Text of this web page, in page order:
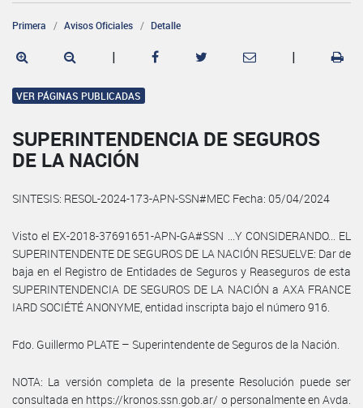
Primera Avisos Oficiales Detalle
| |
VER PÁGINAS PUBLICADAS
SUPERINTENDENCIA DE SEGUROS
DE LA NACIÓN
SINTESIS: RESOL-2024-173-APN-SSN#MEC Fecha: 05/04/2024
Visto el EX-2018-37691651-APN-GA#SSN ...Y CONSIDERANDO... EL
SUPERINTENDENTE DE SEGUROS DE LA NACIÓN RESUELVE: Dar de
baja en el Registro de Entidades de Seguros y Reaseguros de esta
SUPERINTENDENCIA DE SEGUROS DE LA NACIÓN a AXA FRANCE
IARD SOCIÉTÉ ANONYME, entidad inscripta bajo el número 916.
Fdo. Guillermo PLATE – Superintendente de Seguros de la Nación.
NOTA: La versión completa de la presente Resolución puede ser
consultada en https://kronos.ssn.gob.ar/ o personalmente en Avda.